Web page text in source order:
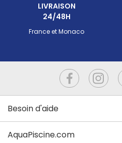
LIVRAISON
24/48H
France et Monaco
Besoin d'aide
AquaPiscine.com